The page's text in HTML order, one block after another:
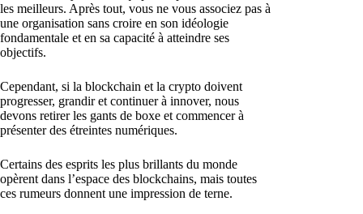
les meilleurs. Après tout, vous ne vous associez pas à
une organisation sans croire en son idéologie
fondamentale et en sa capacité à atteindre ses
objectifs.
Cependant, si la blockchain et la crypto doivent
progresser, grandir et continuer à innover, nous
devons retirer les gants de boxe et commencer à
présenter des étreintes numériques.
Certains des esprits les plus brillants du monde
opèrent dans l’espace des blockchains, mais toutes
ces rumeurs donnent une impression de terne.